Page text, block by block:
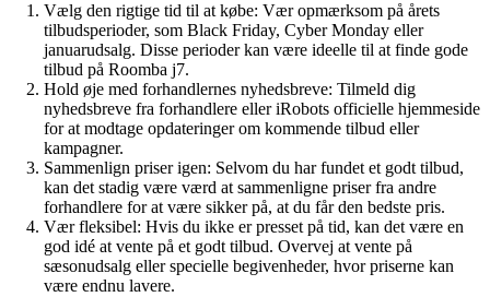
Vælg den rigtige tid til at købe: Vær opmærksom på årets
tilbudsperioder, som Black Friday, Cyber Monday eller
januarudsalg. Disse perioder kan være ideelle til at finde gode
tilbud på Roomba j7.
Hold øje med forhandlernes nyhedsbreve: Tilmeld dig
nyhedsbreve fra forhandlere eller iRobots officielle hjemmeside
for at modtage opdateringer om kommende tilbud eller
kampagner.
Sammenlign priser igen: Selvom du har fundet et godt tilbud,
kan det stadig være værd at sammenligne priser fra andre
forhandlere for at være sikker på, at du får den bedste pris.
Vær fleksibel: Hvis du ikke er presset på tid, kan det være en
god idé at vente på et godt tilbud. Overvej at vente på
sæsonudsalg eller specielle begivenheder, hvor priserne kan
være endnu lavere.